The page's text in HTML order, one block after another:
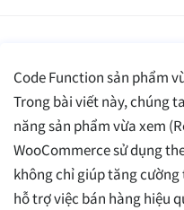
Code Function sản phẩm
Trong bài viết này, chúng
năng sản phẩm vừa xem
WooCommerce sử dụng
không chỉ giúp tăng
hỗ trợ việc bán hàng hiệu